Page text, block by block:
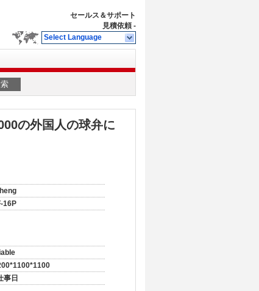
セールス＆サポート
見積依頼 -
Select Language
の外国人の球弁に
16P
事日